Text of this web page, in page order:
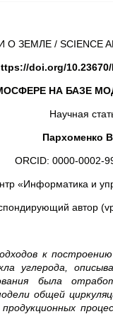
О ЗЕМЛЕ / SCIENCE
doi.org/10.23670/
НА БАЗЕ
Научная
Пархоменко
ORCID: 0000-0002-
«Информатика и
автор
к
углерода,
была
общей